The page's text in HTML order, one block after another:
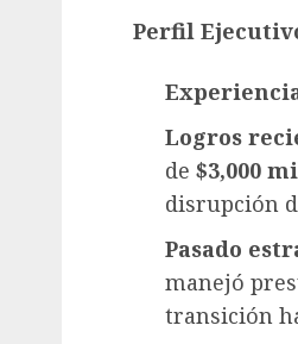
Perfil
Logros
de $3,000
disrupción
Pasado
manejó
transición